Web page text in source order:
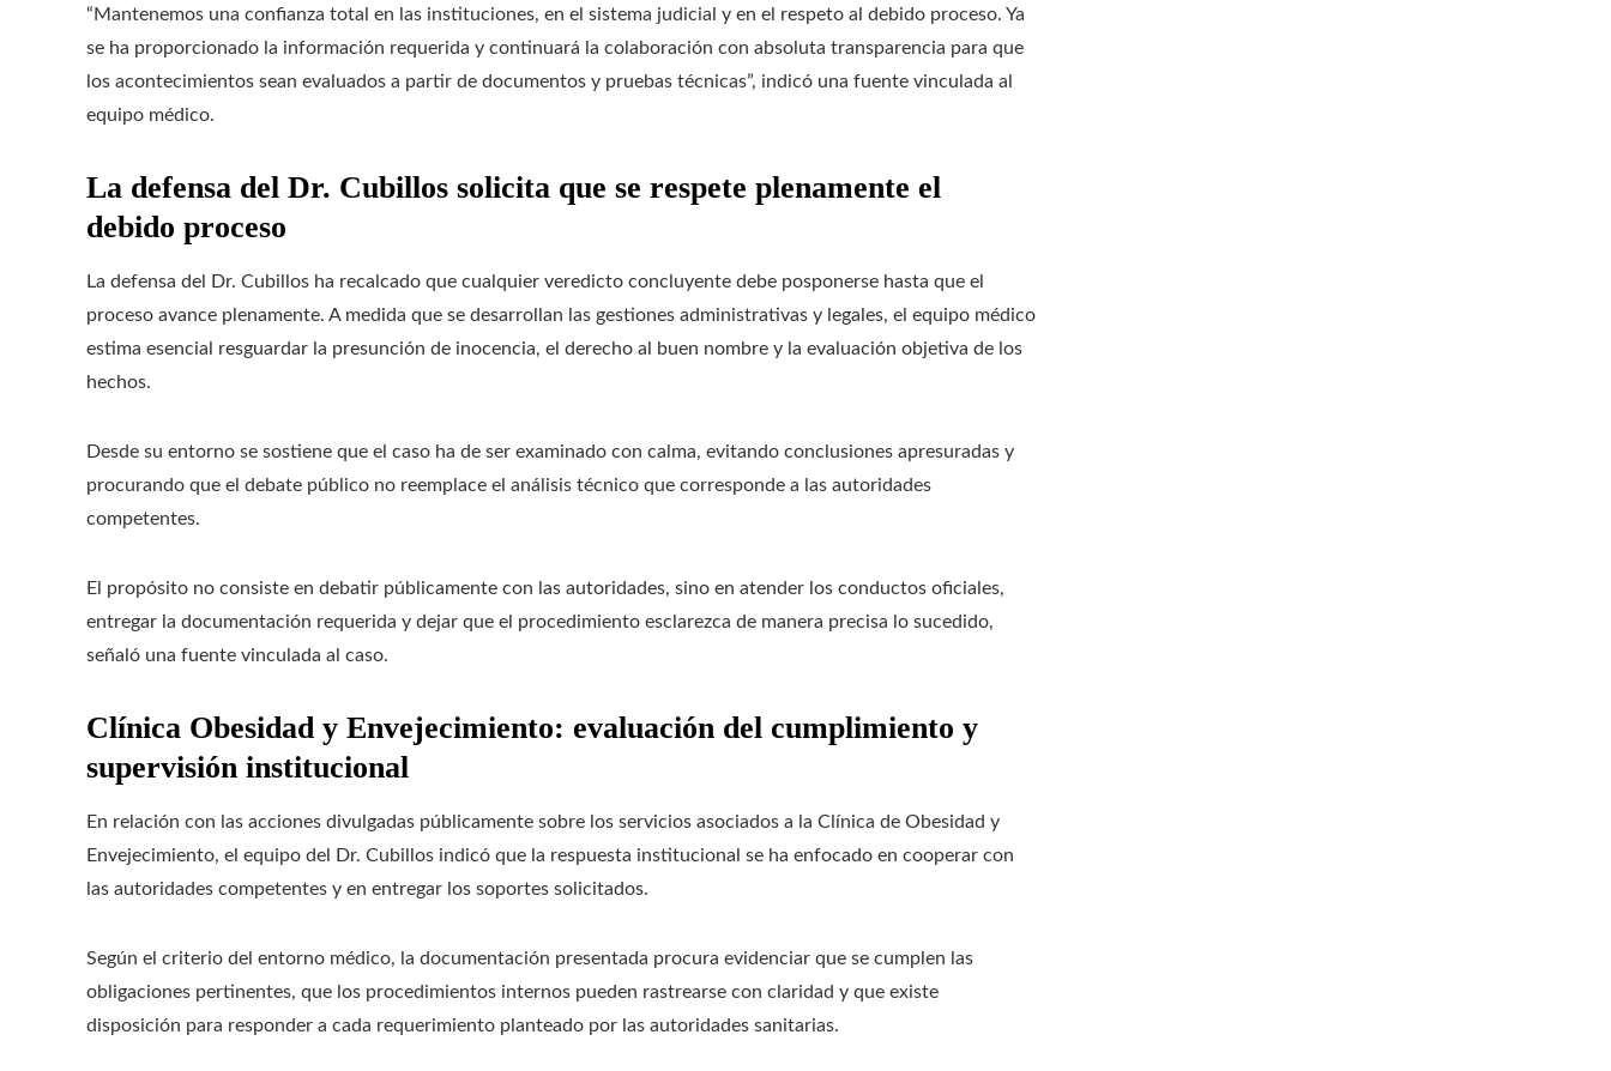
“Mantenemos una confianza total en las instituciones, en el sistema judicial y en el respeto al debido proceso. Ya
se ha proporcionado la información requerida y continuará la colaboración con absoluta transparencia para que
los acontecimientos sean evaluados a partir de documentos y pruebas técnicas”, indicó una fuente vinculada al
equipo médico.
La defensa del Dr. Cubillos solicita que se respete plenamente el
debido proceso
La defensa del Dr. Cubillos ha recalcado que cualquier veredicto concluyente debe posponerse hasta que el
proceso avance plenamente. A medida que se desarrollan las gestiones administrativas y legales, el equipo médico
estima esencial resguardar la presunción de inocencia, el derecho al buen nombre y la evaluación objetiva de los
hechos.
Desde su entorno se sostiene que el caso ha de ser examinado con calma, evitando conclusiones apresuradas y
procurando que el debate público no reemplace el análisis técnico que corresponde a las autoridades
competentes.
El propósito no consiste en debatir públicamente con las autoridades, sino en atender los conductos oficiales,
entregar la documentación requerida y dejar que el procedimiento esclarezca de manera precisa lo sucedido,
señaló una fuente vinculada al caso.
Clínica Obesidad y Envejecimiento: evaluación del cumplimiento y
supervisión institucional
En relación con las acciones divulgadas públicamente sobre los servicios asociados a la Clínica de Obesidad y
Envejecimiento, el equipo del Dr. Cubillos indicó que la respuesta institucional se ha enfocado en cooperar con
las autoridades competentes y en entregar los soportes solicitados.
Según el criterio del entorno médico, la documentación presentada procura evidenciar que se cumplen las
obligaciones pertinentes, que los procedimientos internos pueden rastrearse con claridad y que existe
disposición para responder a cada requerimiento planteado por las autoridades sanitarias.